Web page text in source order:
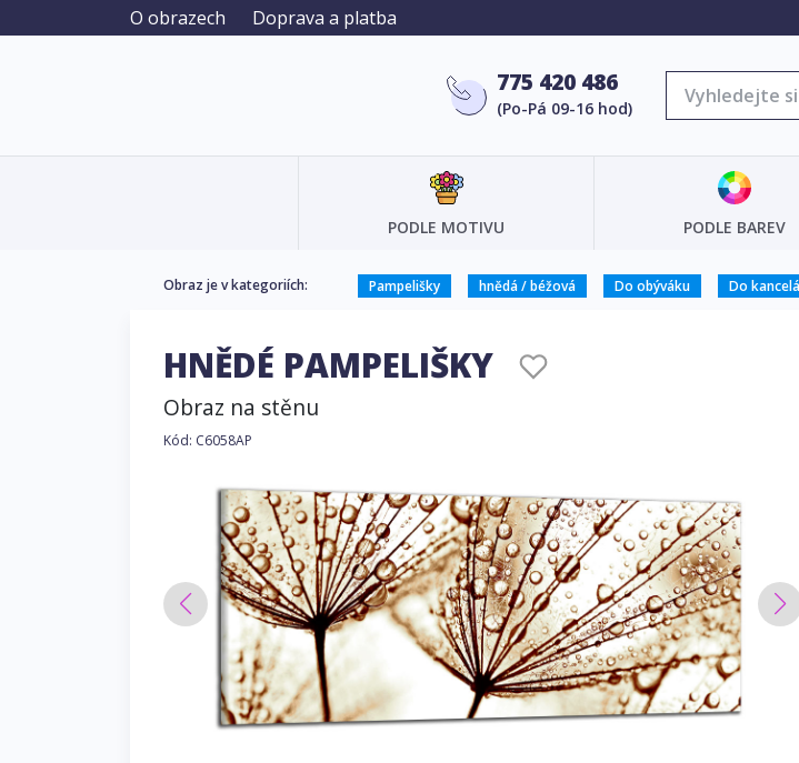
O obrazech Doprava a platba
775 420 486
(Po-Pá 09-16 hod)
PODLE MOTIVU PODLE BAREV
Obraz je v kategoriích: Pampelišky hnědá / béžová Do obýváku Do
HNĚDÉ PAMPELIŠKY
Obraz na stěnu
Kód: C6058AP